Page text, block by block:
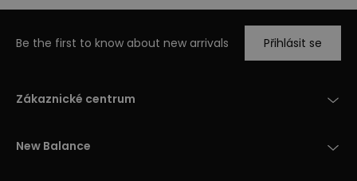
Be the first to know about new arrivals Přihlásit se
Zákaznické centrum
New Balance